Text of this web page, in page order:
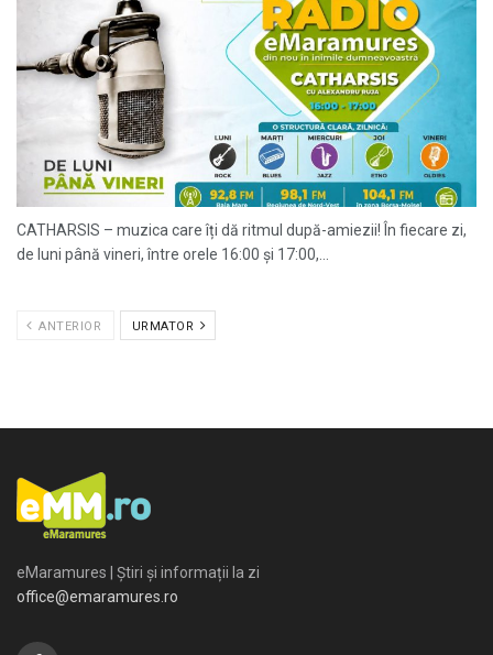
CATHARSIS – muzica care îți dă ritmul după-amiezii! În fiecare zi,
de luni până vineri, între orele 16:00 și 17:00,...
ANTERIOR URMATOR
eMaramures | Știri și informații la zi
office@emaramures.ro